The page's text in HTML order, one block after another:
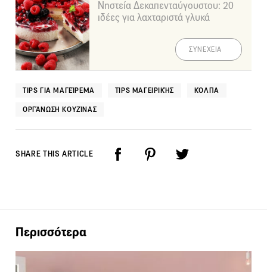
Νηστεία Δεκαπενταύγουστου: 20
ιδέες για λαχταριστά γλυκά
ΣΥΝΕΧΕΙΑ
TIPS ΓΙΑ ΜΑΓΕΊΡΕΜΑ TIPS ΜΑΓΕΙΡΙΚΉΣ ΚΌΛΠΑ
ΟΡΓΆΝΩΣΗ ΚΟΥΖΊΝΑΣ
SHARE THIS ARTICLE
Περισσότερα